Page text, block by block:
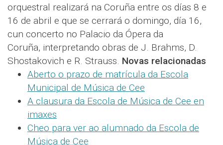
orquestral realizará na Coruña entre os días 8 e
16 de abril e que se cerrará o domingo, día 16,
cun concerto no Palacio da Ópera da
Coruña, interpretando obras de J. Brahms, D.
Shostakovich e R. Strauss. Novas relacionadas
Aberto o prazo de matrícula da Escola
Municipal de Música de Cee
A clausura da Escola de Música de Cee en
imaxes
Cheo para ver ao alumnado da Escola de
Música de Cee